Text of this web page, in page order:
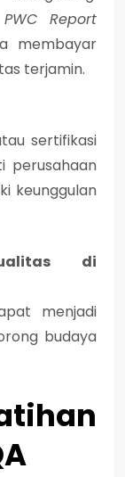
PWC Report
membayar
terjamin.
sertifikasi
perusahaan
keunggulan
di
menjadi
budaya